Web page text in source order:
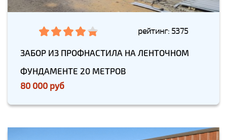
рейтинг: 5375
ЗАБОР ИЗ ПРОФНАСТИЛА НА ЛЕНТОЧНОМ
ФУНДАМЕНТЕ 20 МЕТРОВ
80 000 руб